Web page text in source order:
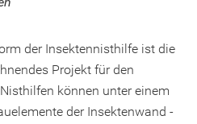
der Insektennisthilfe ist die
Projekt für den
können unter einem
der Insektenwand -